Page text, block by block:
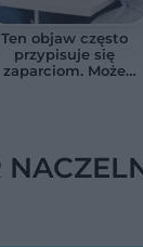
Ten objaw często
przypisuje się
zaparciom. Może